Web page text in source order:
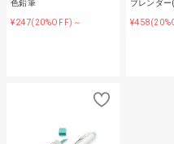
色鉛筆
¥247(20%OFF)～
ブレンダ
¥458